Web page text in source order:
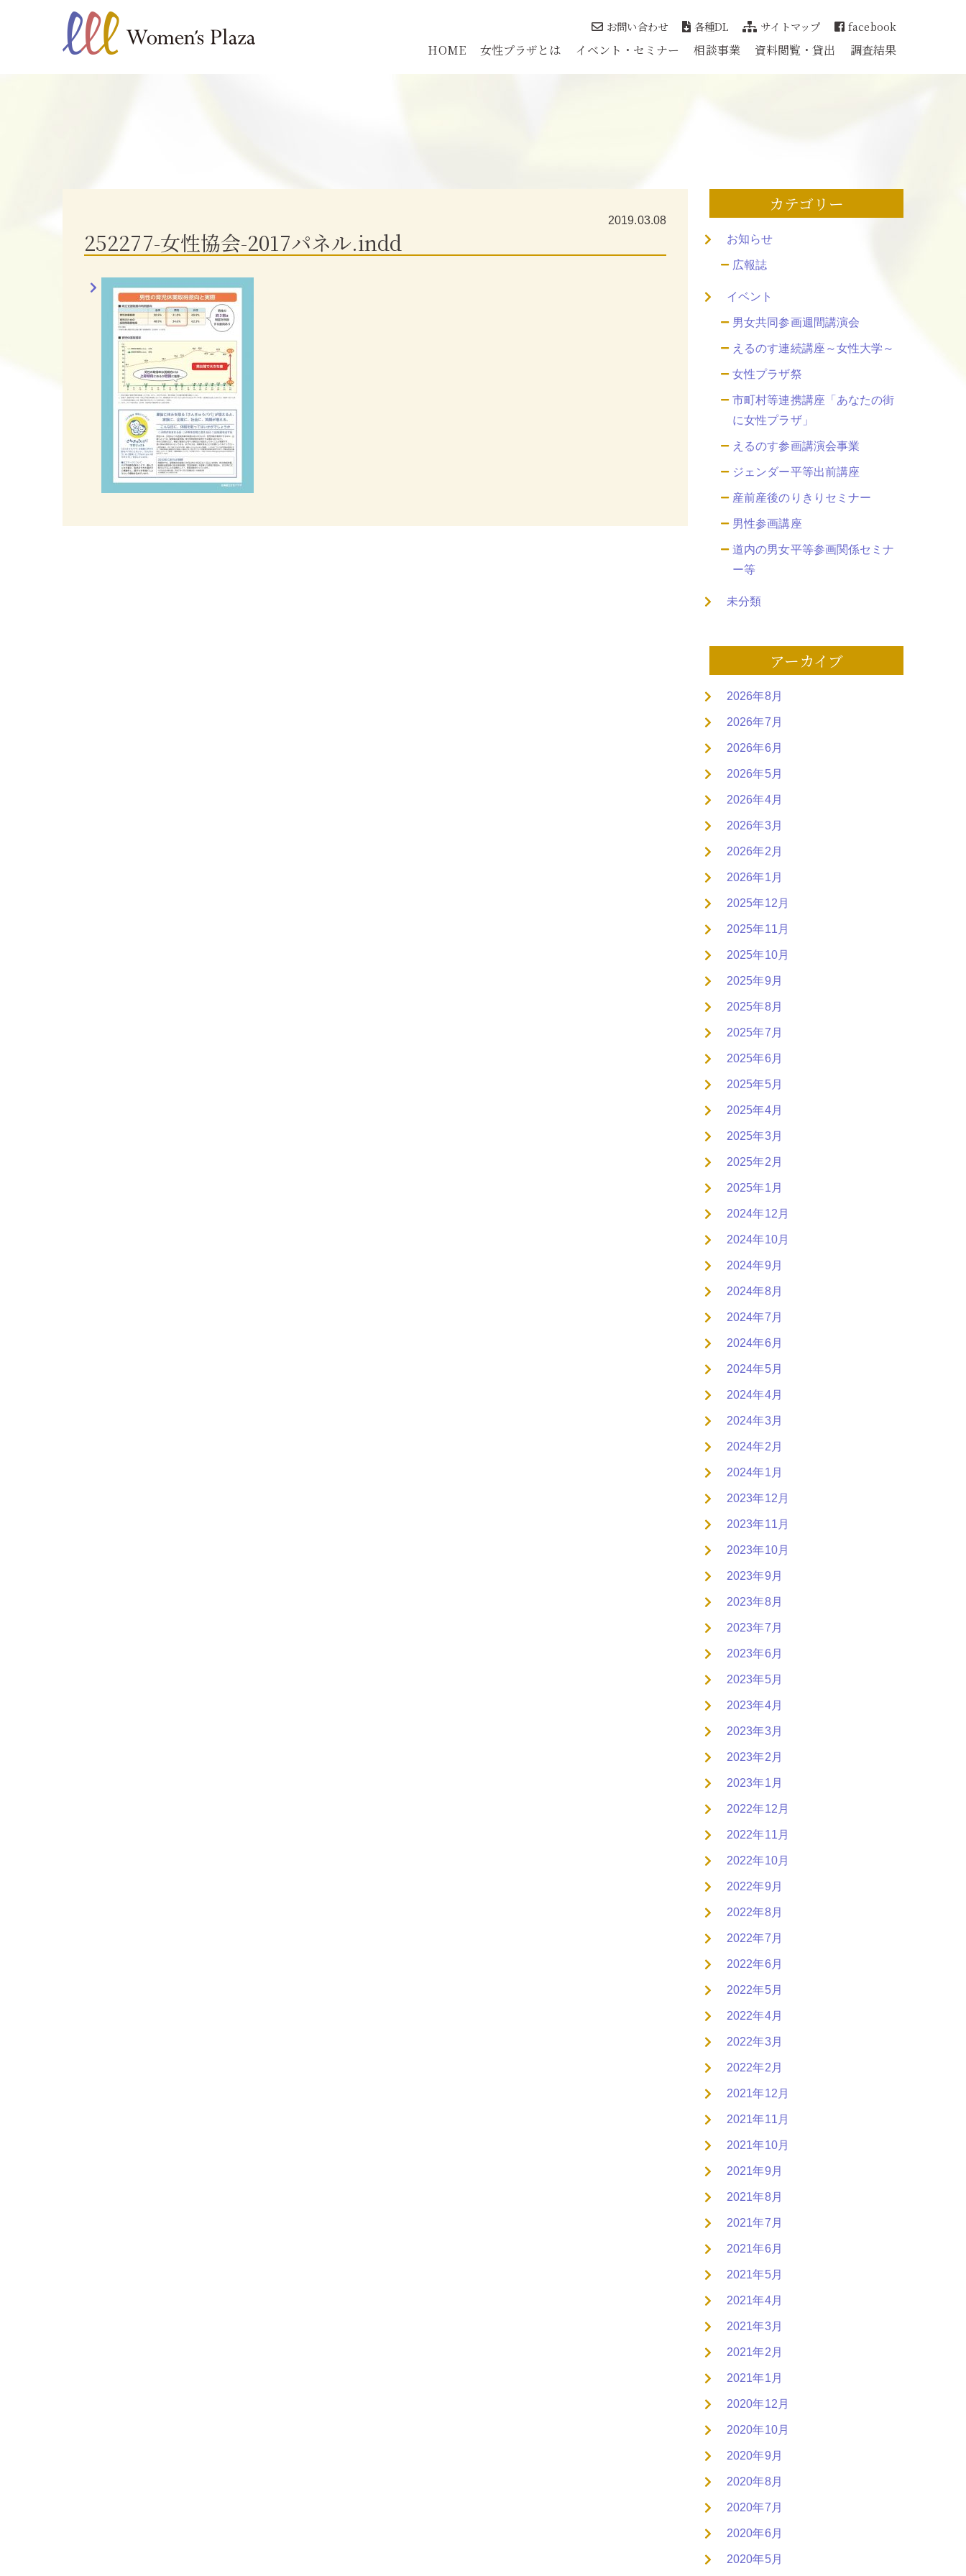
HOME 女性プラザとは イベント・セミナー 相談事業 資料閲覧・貸出 調査結果
お問い合わせ 各種DL サイトマップ facebook
2019.03.08
252277-女性協会-2017パネル.indd
カテゴリー
お知らせ
広報誌
イベント
男女共同参画週間講演会
えるのす連続講座～女性大学～
女性プラザ祭
市町村等連携講座「あなたの街
に女性プラザ」
えるのす参画講演会事業
ジェンダー平等出前講座
産前産後のりきりセミナー
男性参画講座
道内の男女平等参画関係セミナ
ー等
未分類
アーカイブ
2026年8月
2026年7月
2026年6月
2026年5月
2026年4月
2026年3月
2026年2月
2026年1月
2025年12月
2025年11月
2025年10月
2025年9月
2025年8月
2025年7月
2025年6月
2025年5月
2025年4月
2025年3月
2025年2月
2025年1月
2024年12月
2024年10月
2024年9月
2024年8月
2024年7月
2024年6月
2024年5月
2024年4月
2024年3月
2024年2月
2024年1月
2023年12月
2023年11月
2023年10月
2023年9月
2023年8月
2023年7月
2023年6月
2023年5月
2023年4月
2023年3月
2023年2月
2023年1月
2022年12月
2022年11月
2022年10月
2022年9月
2022年8月
2022年7月
2022年6月
2022年5月
2022年4月
2022年3月
2022年2月
2021年12月
2021年11月
2021年10月
2021年9月
2021年8月
2021年7月
2021年6月
2021年5月
2021年4月
2021年3月
2021年2月
2021年1月
2020年12月
2020年10月
2020年9月
2020年8月
2020年7月
2020年6月
2020年5月